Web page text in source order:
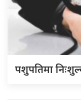
पशुपतिमा